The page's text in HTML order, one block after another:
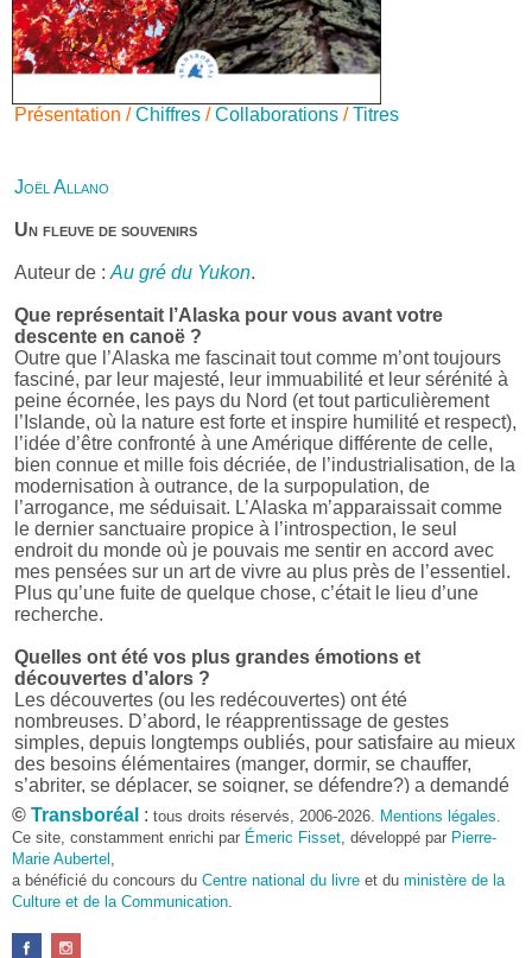
Présentation /Chiffres /Collaborations /Titres
Joël Allano
Un fleuve de souvenirs
Auteur de : Au gré du Yukon.
Que représentait l’Alaska pour vous avant votre
descente en canoë ?
Outre que l’Alaska me fascinait tout comme m’ont toujours
fasciné, par leur majesté, leur immuabilité et leur sérénité à
peine écornée, les pays du Nord (et tout particulièrement
l’Islande, où la nature est forte et inspire humilité et respect),
l’idée d’être confronté à une Amérique différente de celle,
bien connue et mille fois décriée, de l’industrialisation, de la
modernisation à outrance, de la surpopulation, de
l’arrogance, me séduisait. L’Alaska m’apparaissait comme
le dernier sanctuaire propice à l’introspection, le seul
endroit du monde où je pouvais me sentir en accord avec
mes pensées sur un art de vivre au plus près de l’essentiel.
Plus qu’une fuite de quelque chose, c’était le lieu d’une
recherche.
Quelles ont été vos plus grandes émotions et
découvertes d’alors ?
Les découvertes (ou les redécouvertes) ont été
nombreuses. D’abord, le réapprentissage de gestes
simples, depuis longtemps oubliés, pour satisfaire au mieux
des besoins élémentaires (manger, dormir, se chauffer,
s’abriter, se déplacer, se soigner, se défendre?) a demandé
beaucoup d’énergie et, parfois, d’ingéniosité car rien n’était
donné facilement. Cela a réclamé quelques talents
d’organisation et une façon inhabituelle de penser et d’agir.
Et puis, il y a eu, bien sûr, la découverte d’un monde parfois
bienveillant, parfois hostile, aux repères changeants,
absents ou fuyants, mais qui toujours forçait le respect et
imposait ses conditions.
© Transboréal : tous droits réservés, 2006-2026. Mentions légales
Ce site, constamment enrichi par Émeric Fisset , développé par Pierre-
Marie Aubertel
a bénéficié du concours du Centre national du livre et du ministère de la
Culture et de la Communication